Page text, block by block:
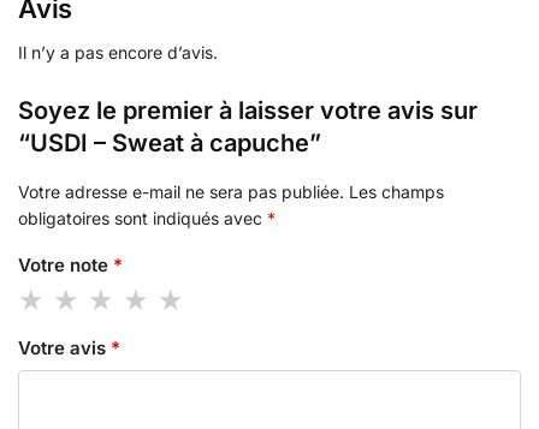
Avis
Il n’y a pas encore d’avis.
Soyez le premier à laisser votre avis sur
“USDI – Sweat à capuche”
Votre adresse e-mail ne sera pas publiée. Les champs
obligatoires sont indiqués avec *
Votre note *
Votre avis *